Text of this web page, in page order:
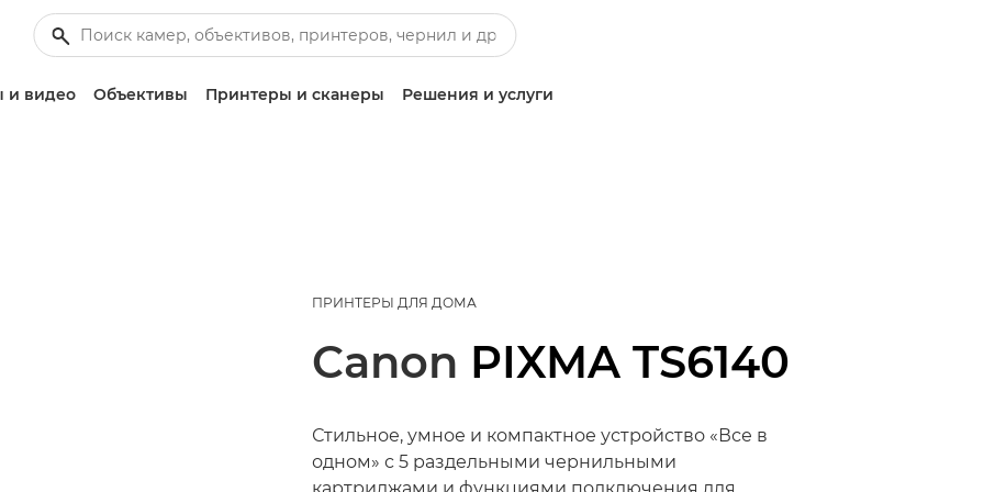
и видео Объективы Принтеры и сканеры Решения и услуги
ПРИНТЕРЫ ДЛЯ ДОМА
Canon PIXMA TS6140
Стильное, умное и компактное устройство «Все в
одном» с 5 раздельными чернильными